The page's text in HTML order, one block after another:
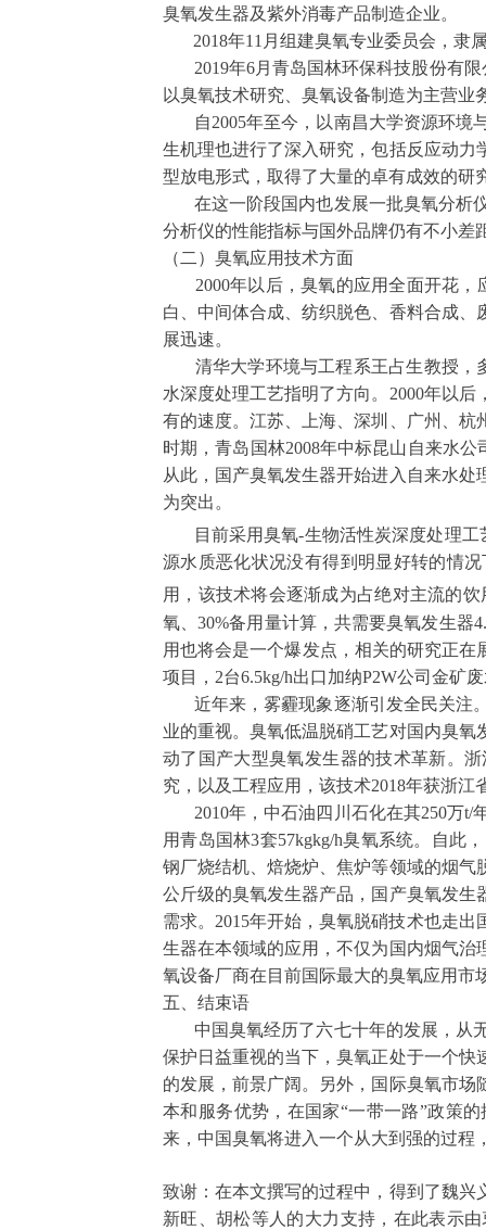
臭氧发生器及紫外消毒产品制造企业。
2018年11 月组建臭氧专业委员会，隶
2019年6月青岛国林环保科技股份有限
以臭氧技术研究、臭氧设备制造为主营业
自2005年至今，以南昌大学资源环境
生机理也进行了深入研究，包括反应动
型放电形式，取得了大量的卓有成效的研
在这一阶段国内也发展一批臭氧分析
分析仪的性能指标与国外品牌仍有不小差
（二）臭氧应用技术方面
2000年以后，臭氧的应用全面开花，
白、中间体合成、纺织脱色、香料合成
展迅速。
清华大学环境与工程系王占生教授，
水深度处理工艺指明了方向。 2000年以后
有的速度。江苏、上海、深圳、广州、
时期，青岛国林2008年中标昆山自来水公
从此，国产臭氧发生器开始进入自来水
为突出。
目前采用臭氧-生物活性炭深度处理
源水质恶化状况没有得到明显好转的情
用，该技术将会逐渐成为占绝对主流的
氧、30%备用量计算，共需要臭氧发生器
用也将会是一个爆发点，相关的研究正在
项目， 2台6.5kg/h出口加纳P2W公司金矿
近年来，雾霾现象逐渐引发全民关注
业的重视。臭氧低温脱硝工艺对国内臭
动了国产大型臭氧发生器的技术革新。
究，以及工程应用，该技术2018年获浙江
2010年，中石油四川石化在其250万t/
用青岛国林3套57kgkg/h臭氧系统。自此
钢厂烧结机、焙烧炉、焦炉等领域的烟
公斤级的臭氧发生器产品，国产臭氧发生
需求。 2015年开始，臭氧脱硝技术也走出
生器在本领域的应用，不仅为国内烟气
氧设备厂商在目前国际最大的臭氧应用市
五、结束语
中国臭氧经历了六七十年的发展，从
保护日益重视的当下，臭氧正处于一个
的发展，前景广阔。另外，国际臭氧市
本和服务优势，在国家“一带一路”政策
来，中国臭氧将进入一个从大到强的过程
致谢：在本文撰写的过程中，得到了魏
新旺、胡松等人的大力支持，在此表示